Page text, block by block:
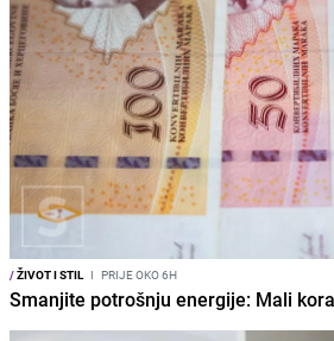
/ŽIVOT I STIL I PRIJE OKO 6H
Smanjite potrošnju energije: Mali